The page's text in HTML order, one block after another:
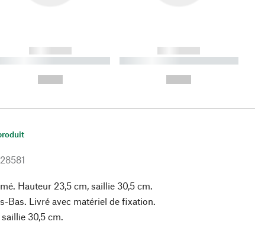
------------
----------- ----------
------------
----------- ----------- ----------
28581
Hauteur 23,5 cm, saillie 30,5 cm.
Bas. Livré avec matériel de fixation.
30,5 cm.